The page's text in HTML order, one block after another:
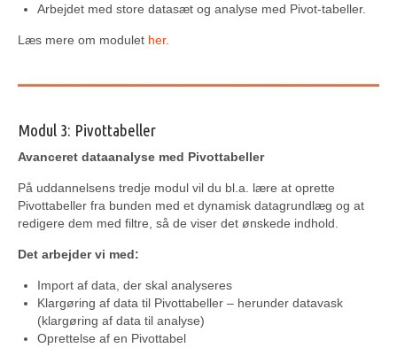
Arbejdet med store datasæt og analyse med Pivot-tabeller.
Læs mere om modulet her.
Modul 3: Pivottabeller
Avanceret dataanalyse med Pivottabeller
På uddannelsens tredje modul vil du bl.a. lære at oprette
Pivottabeller fra bunden med et dynamisk datagrundlæg og at
redigere dem med filtre, så de viser det ønskede indhold.
Det arbejder vi med:
Import af data, der skal analyseres
Klargøring af data til Pivottabeller – herunder datavask
(klargøring af data til analyse)
Oprettelse af en Pivottabel